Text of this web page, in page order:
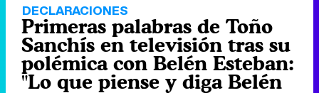
DECLARACIONES
Primeras palabras de Toño
Sanchís en televisión tras su
polémica con Belén Esteban:
"Lo que piense y diga Belén